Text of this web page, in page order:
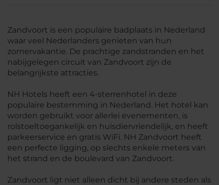
Zandvoort is een populaire badplaats in Nederland
waar veel Nederlanders genieten van hun
zomervakantie. De prachtige zandstranden en het
nabijgelegen circuit van Zandvoort zijn de
belangrijkste attracties.
NH Hotels heeft een 4-sterrenhotel in deze
populaire bestemming in Nederland. Het hotel kan
worden gebruikt voor allerlei evenementen, is
rolstoeltoegankelijk en huisdiervriendelijk, en heeft
parkeerservice en gratis WiFi. NH Zandvoort heeft
een perfecte ligging, op slechts enkele meters van
het strand en de boulevard van Zandvoort.
Zandvoort ligt niet alleen dicht bij andere steden als